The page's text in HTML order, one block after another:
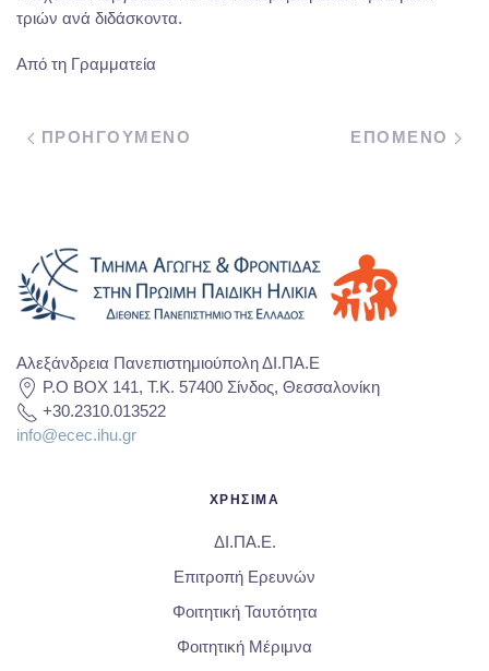
τριών ανά διδάσκοντα.
Από τη Γραμματεία
ΠΡΟΗΓΟΥΜΕΝΟ ΕΠΟΜΕΝΟ
Αλεξάνδρεια Πανεπιστημιούπολη ΔΙ.ΠΑ.Ε
P.O BOX 141, T.K. 57400 Σίνδος, Θεσσαλονίκη
+30.2310.013522
info@ecec.ihu.gr
ΧΡΗΣΙΜΑ
ΔΙ.ΠΑ.Ε.
Επιτροπή Ερευνών
Φοιτητική Ταυτότητα
Φοιτητική Μέριμνα